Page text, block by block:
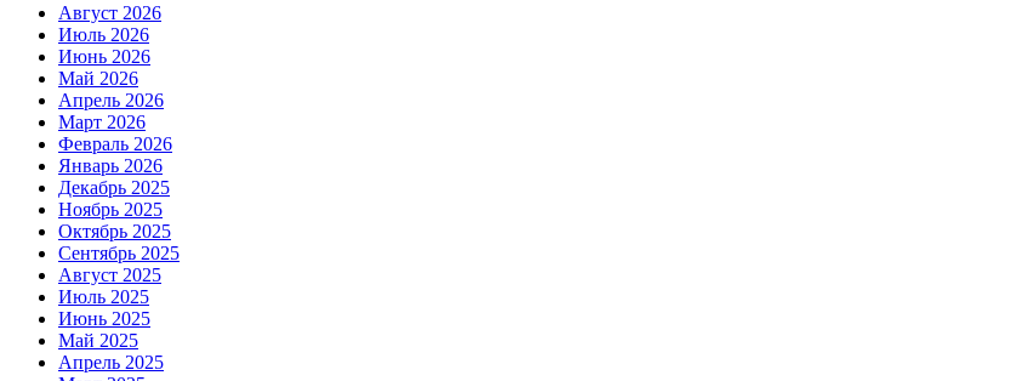
Август 2026
Июль 2026
Июнь 2026
Май 2026
Апрель 2026
Март 2026
Февраль 2026
Январь 2026
Декабрь 2025
Ноябрь 2025
Октябрь 2025
Сентябрь 2025
Август 2025
Июль 2025
Июнь 2025
Май 2025
Апрель 2025